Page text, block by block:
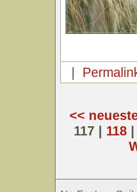
|
<<
117 | 118